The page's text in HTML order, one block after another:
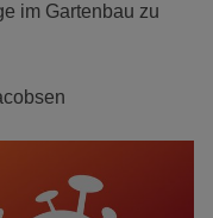
im Gartenbau zu